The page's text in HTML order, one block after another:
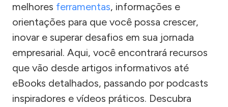
melhores ferramentas, informações e
orientações para que você possa crescer,
inovar e superar desafios em sua jornada
empresarial. Aqui, você encontrará recursos
que vão desde artigos informativos até
eBooks detalhados, passando por podcasts
inspiradores e vídeos práticos. Descubra